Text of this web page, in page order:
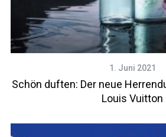
1. Juni 2021
Schön duften: Der neue
Louis Vuitton